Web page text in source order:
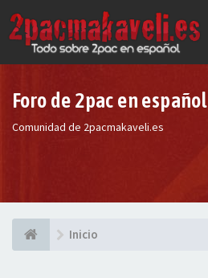
Foro de 2pac en español
Comunidad de 2pacmakaveli.es
Inicio